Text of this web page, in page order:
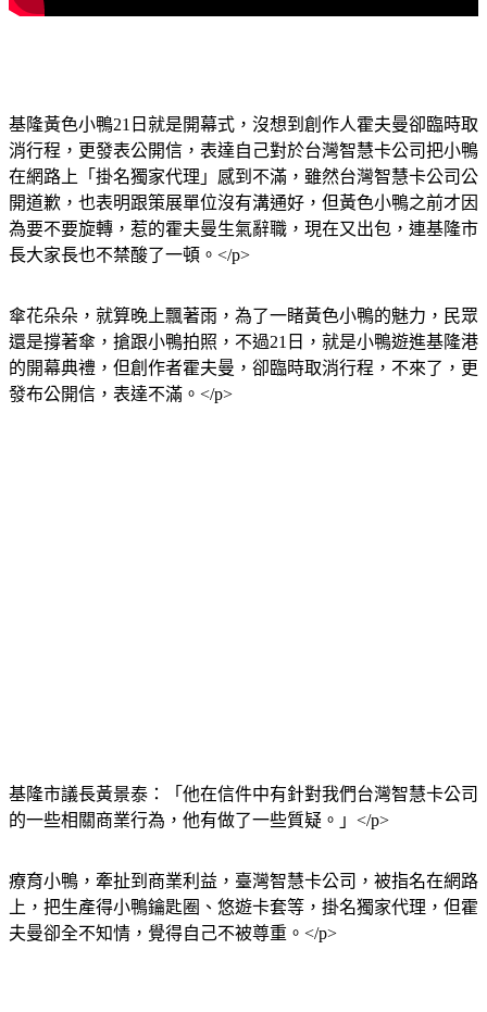
基隆黃色小鴨21日就是開幕式，沒想到創作人霍夫曼卻臨時取
消行程，更發表公開信，表達自己對於台灣智慧卡公司把小鴨
在網路上「掛名獨家代理」感到不滿，雖然台灣智慧卡公司公
開道歉，也表明跟策展單位沒有溝通好，但黃色小鴨之前才因
為要不要旋轉，惹的霍夫曼生氣辭職，現在又出包，連基隆市
長大家長也不禁酸了一頓。</p>
傘花朵朵，就算晚上飄著雨，為了一睹黃色小鴨的魅力，民眾
還是撐著傘，搶跟小鴨拍照，不過21日，就是小鴨遊進基隆港
的開幕典禮，但創作者霍夫曼，卻臨時取消行程，不來了，更
發布公開信，表達不滿。</p>
基隆市議長黃景泰：「他在信件中有針對我們台灣智慧卡公司
的一些相關商業行為，他有做了一些質疑。」</p>
療育小鴨，牽扯到商業利益，臺灣智慧卡公司，被指名在網路
上，把生產得小鴨鑰匙圈、悠遊卡套等，掛名獨家代理，但霍
夫曼卻全不知情，覺得自己不被尊重。</p>